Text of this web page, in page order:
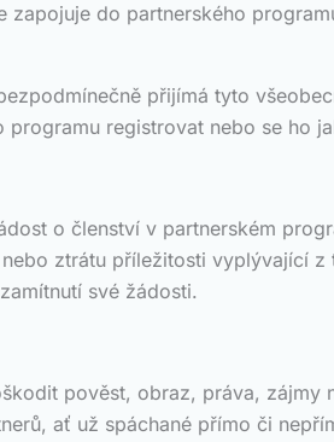
do partnerského
přijímá tyto
registrovat nebo se ho
o členství v partnerském
ztrátu příležitosti vyplývající
své žádosti.
pověst, obraz, práva, zájmy
ať už spáchané přímo či